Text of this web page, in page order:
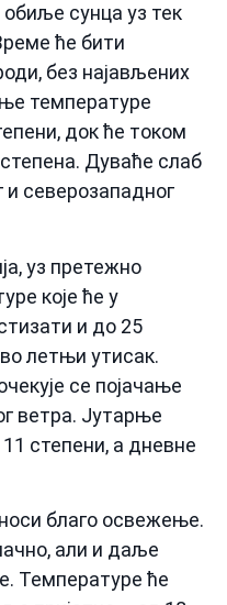
сунца уз тек
ће бити
без најављених
температуре
док ће током
Дуваће слаб
северозападног
уз претежно
које ће у
и до 25
летњи утисак.
се појачање
ветра. Јутарње
степени, а дневне
благо освежење.
али и даље
Температуре ће